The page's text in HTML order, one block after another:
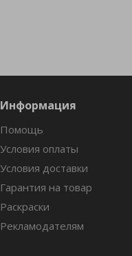
Информация
Помощь
Условия оплаты
Условия доставки
Гарантия на товар
Раскраски
Рекламодателям